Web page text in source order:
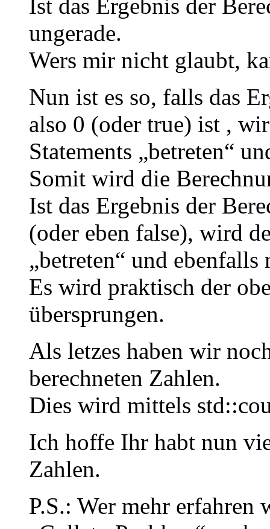
Ist das Ergebnis der
ungerade.
Wers mir nicht glaubt,
Nun ist es so, falls das
also 0 (oder true) ist ,
Statements „betreten“
Somit wird die
Ist das Ergebnis der
(oder eben false), wird
„betreten“ und
Es wird praktisch der
übersprungen.
Als letzes haben wir
berechneten Zahlen.
Dies wird mittels
Ich hoffe Ihr habt nun
Zahlen.
P.S.: Wer mehr